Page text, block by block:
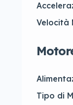
Velocità
Tipo di